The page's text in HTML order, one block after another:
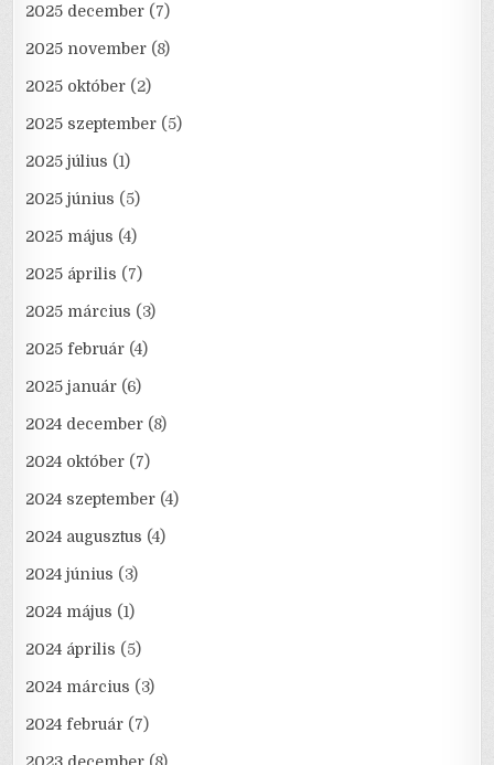
2025 december (7)
2025 november (8)
2025 október (2)
2025 szeptember (5)
2025 július (1)
2025 június (5)
2025 május (4)
2025 április (7)
2025 március (3)
2025 február (4)
2025 január (6)
2024 december (8)
2024 október (7)
2024 szeptember (4)
2024 augusztus (4)
2024 június (3)
2024 május (1)
2024 április (5)
2024 március (3)
2024 február (7)